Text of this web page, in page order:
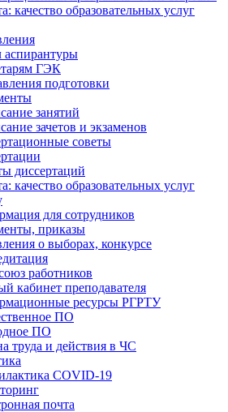
качество образовательных услуг
аспирантуры
ГЭК
подготовки
занятий
зачетов и экзаменов
советы
диссертаций
качество образовательных услуг
для сотрудников
приказы
о выборах, конкурсе
работников
кабинет преподавателя
ресурсы РГРТУ
ПО
ПО
труда и действия в ЧС
COVID-19
почта